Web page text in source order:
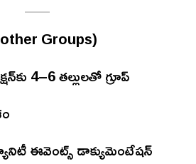
Groups)
4–6 తల్లులతో గ్రూప్
ఈవెంట్స్ డాక్యుమెంటేషన్